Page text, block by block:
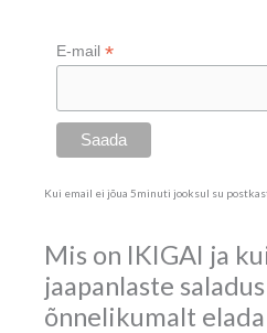
E-mail*
Kui email ei jõua 5minuti jooksul su
Mis on IKIGAI ja
jaapanlaste
õnnelikumalt